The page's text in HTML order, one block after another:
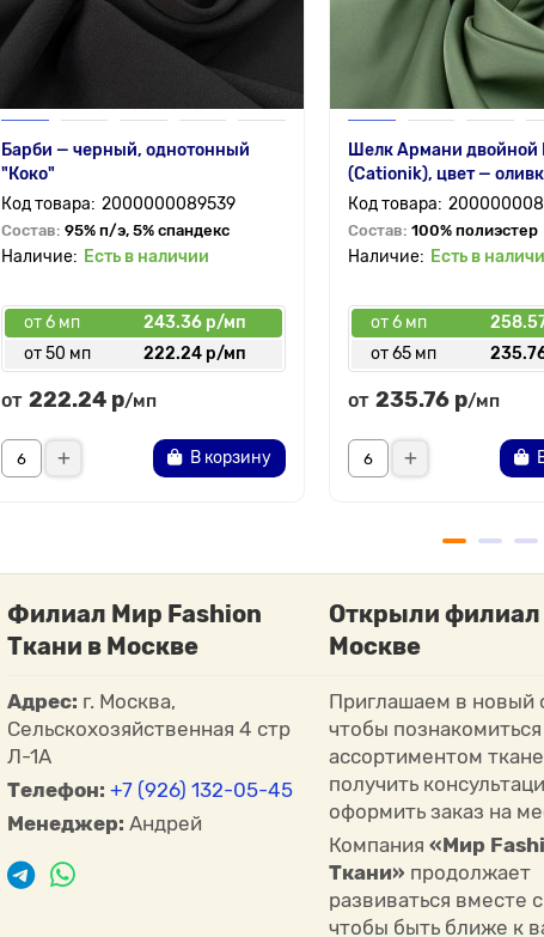
Барби — черный, однотонный
"Коко"
2000000089539
Состав: 95% п/э, 5% спандекс
Есть в наличии
от 6 мп
243.36 р/мп
от 50 мп
222.24 р/мп
от 222.24 р/мп
В корзину
Шелк Армани двойной
(Cationik), цвет —
Состав: 100% полиэстер
Есть в
от 6 мп
от 65 мп
от 235.76 р/мп
Филиал Мир Fashion
Ткани в Москве
Адрес: г. Москва,
Сельскохозяйственная 4 стр
Л-1А
Телефон: +7 (926) 132-05-45
Менеджер: Андрей
Открыли филиал
Москве
Приглашаем в новый
чтобы
ассортиментом
получить
оформить заказ на
Компания«Мир
Ткани» продолжает
развиваться вместе
чтобы быть ближе к